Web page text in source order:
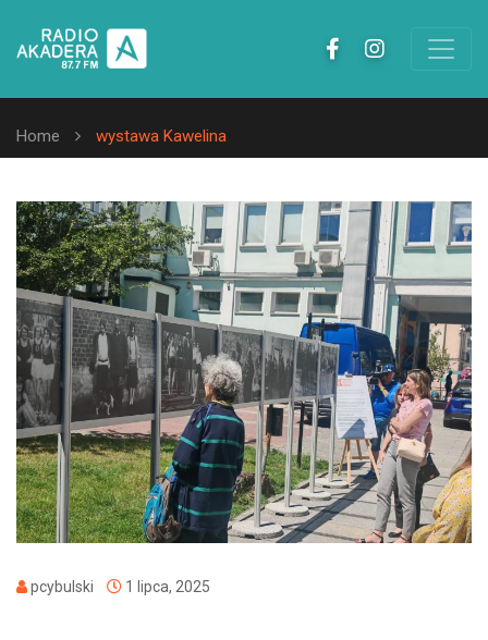
Home wystawa Kawelina
pcybulski 1 lipca, 2025